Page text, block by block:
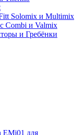
Solomix и Multimix
Combi и Valmix
и Гребёнки
EMi01 для